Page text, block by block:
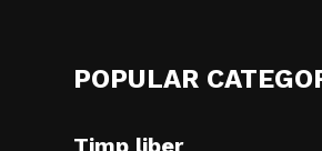
POPULAR
Timp liber